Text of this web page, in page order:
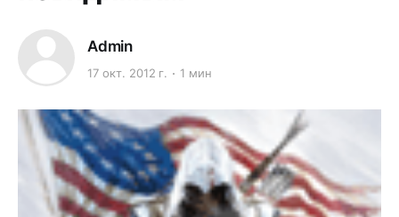
Admin
17 окт. 2012 г. 1 мин